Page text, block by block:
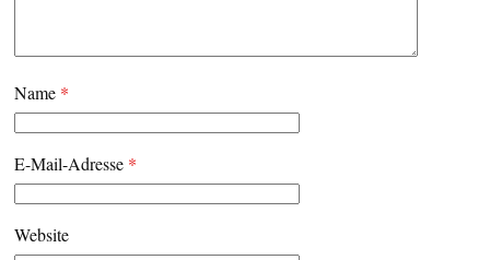
Name *
E-Mail-Adresse *
Website